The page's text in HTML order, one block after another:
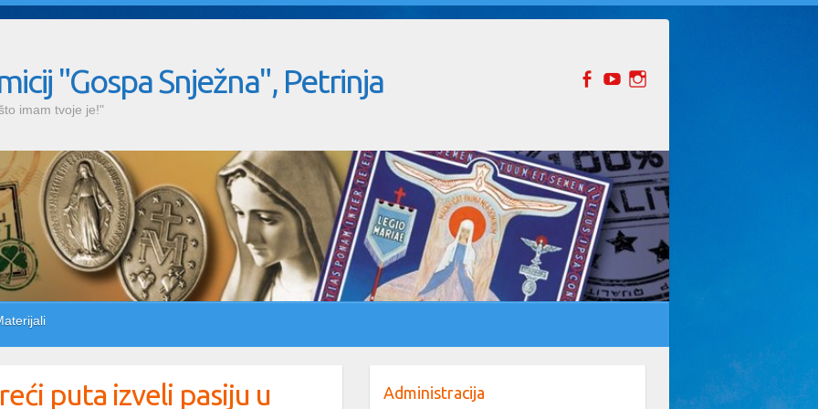
"Gospa Snježna", Petrinja
imam tvoje je!"
puta izveli pasiju u
Administracija